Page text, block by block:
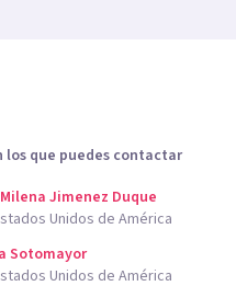
los que puedes contactar
Jimenez Duque
Unidos de América
Sotomayor
Unidos de América